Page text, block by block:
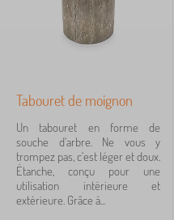
e
f
a
n
t
s
>
u
e
n
f
a
n
t
Rechercher dans les filtres
Disponibilité
Tabouret de moignon
Un tabouret en forme de
souche d'arbre. Ne vous y
trompez pas, c'est léger et doux.
Étanche, conçu pour une
utilisation intérieure et
extérieure. Grâce à...